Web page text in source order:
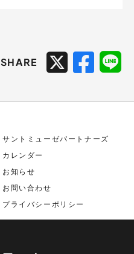
SHARE
サントミューゼパートナーズ
カレンダー
お知らせ
お問い合わせ
プライバシーポリシー